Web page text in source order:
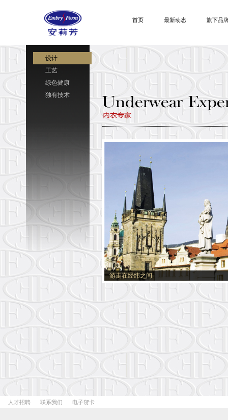
首页 最新动态 旗下品
设计
工艺
绿色健康
独有技术
游走在经纬之间
人才招聘 联系我们 电子贺卡